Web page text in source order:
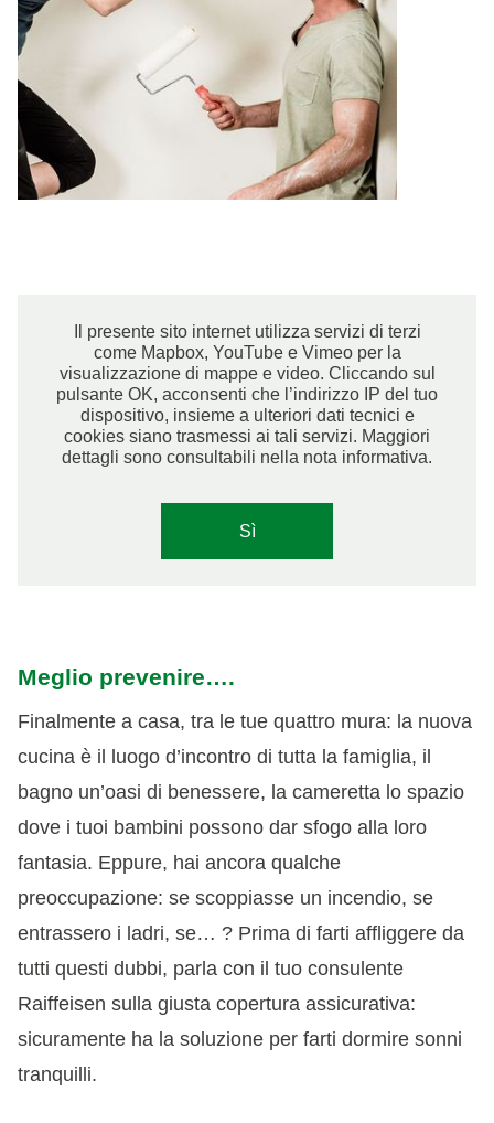
Il presente sito internet utilizza servizi di terzi
come Mapbox, YouTube e Vimeo per la
visualizzazione di mappe e video. Cliccando sul
pulsante OK, acconsenti che l’indirizzo IP del tuo
dispositivo, insieme a ulteriori dati tecnici e
cookies siano trasmessi ai tali servizi. Maggiori
dettagli sono consultabili nella nota informativa.
Sì
Meglio prevenire….
Finalmente a casa, tra le tue quattro mura: la nuova
cucina è il luogo d’incontro di tutta la famiglia, il
bagno un’oasi di benessere, la cameretta lo spazio
dove i tuoi bambini possono dar sfogo alla loro
fantasia. Eppure, hai ancora qualche
preoccupazione: se scoppiasse un incendio, se
entrassero i ladri, se… ? Prima di farti affliggere da
tutti questi dubbi, parla con il tuo consulente
Raiffeisen sulla giusta copertura assicurativa:
sicuramente ha la soluzione per farti dormire sonni
tranquilli.